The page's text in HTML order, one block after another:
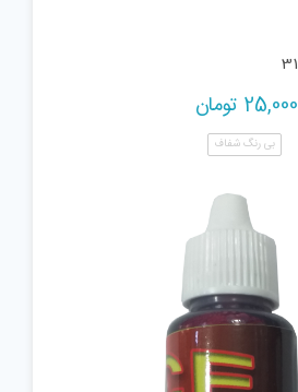
25,000 تومان
بی رنگ شفاف